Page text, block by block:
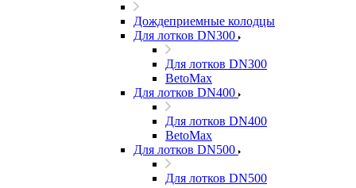
Дождеприемные колодцы
Для лотков DN300
Для лотков DN300
BetoMax
Для лотков DN400
Для лотков DN400
BetoMax
Для лотков DN500
Для лотков DN500